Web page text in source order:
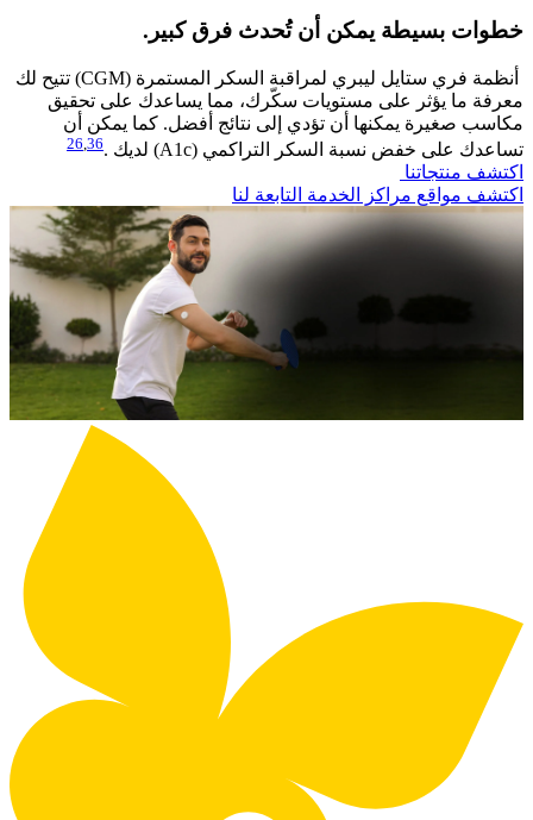
خطوات بسيطة يمكن أن تُحدث فرق كبير.​
أنظمة فري ستايل ليبري لمراقبة السكر المستمرة (CGM) تتيح لك
معرفة ما يؤثر على مستويات سكّرك، مما يساعدك على تحقيق
مكاسب صغيرة يمكنها أن تؤدي إلى نتائج أفضل. كما يمكن أن
تساعدك على خفض نسبة السكر التراكمي (A1c) لديك .
26 36
اكتشف منتجاتنا
اكتشف مواقع مراكز الخدمة التابعة لنا​